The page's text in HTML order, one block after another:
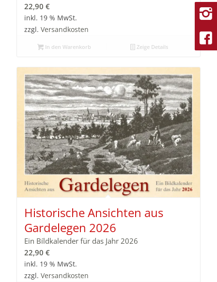
22,90 €
inkl. 19 % MwSt.
zzgl. Versandkosten
In den Warenkorb Zeige Details
Historische Ansichten aus
Gardelegen 2026
Ein Bíldkalender für das Jahr 2026
22,90 €
inkl. 19 % MwSt.
zzgl. Versandkosten